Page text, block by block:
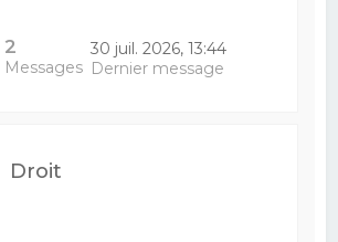
2
Messages
30 juil. 2026, 13:44
Dernier message
Droit